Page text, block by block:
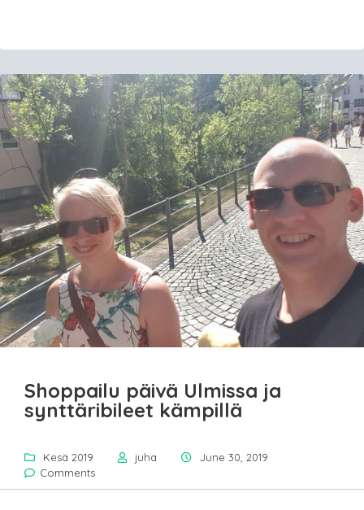
Shoppailu päivä Ulmissa ja
synttäribileet kämpillä
Kesä 2019 juha
June 30, 2019
Comments